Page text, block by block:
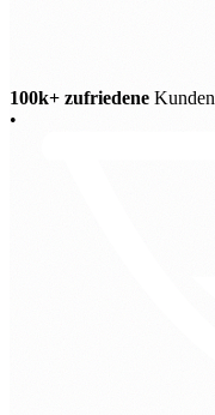
100k+ zufriedene Kunden
•